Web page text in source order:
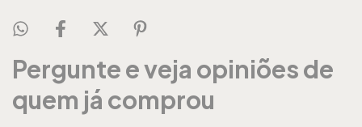
Pergunte e veja opiniões de
quem já comprou